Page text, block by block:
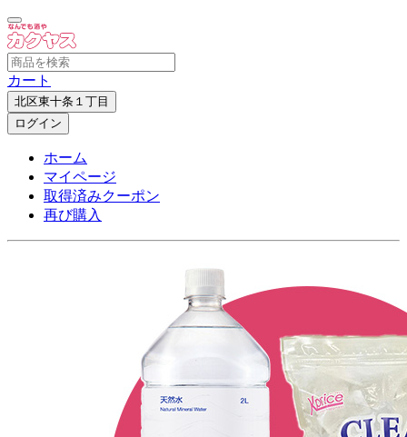
カート
北区東十条１丁目
ログイン
ホーム
マイページ
取得済みクーポン
再び購入